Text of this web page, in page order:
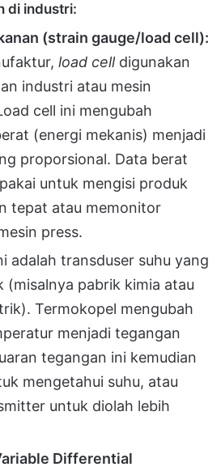
di industri:
(strain gauge/load cell):
load celldigunakan
industri atau mesin
cell ini mengubah
(energi mekanis) menjadi
proporsional. Data berat
untuk mengisi produk
tepat atau memonitor
press.
adalah transduser suhu yang
(misalnya pabrik kimia atau
Termokopel mengubah
menjadi tegangan
tegangan ini kemudian
mengetahui suhu, atau
untuk diolah lebih
Differential